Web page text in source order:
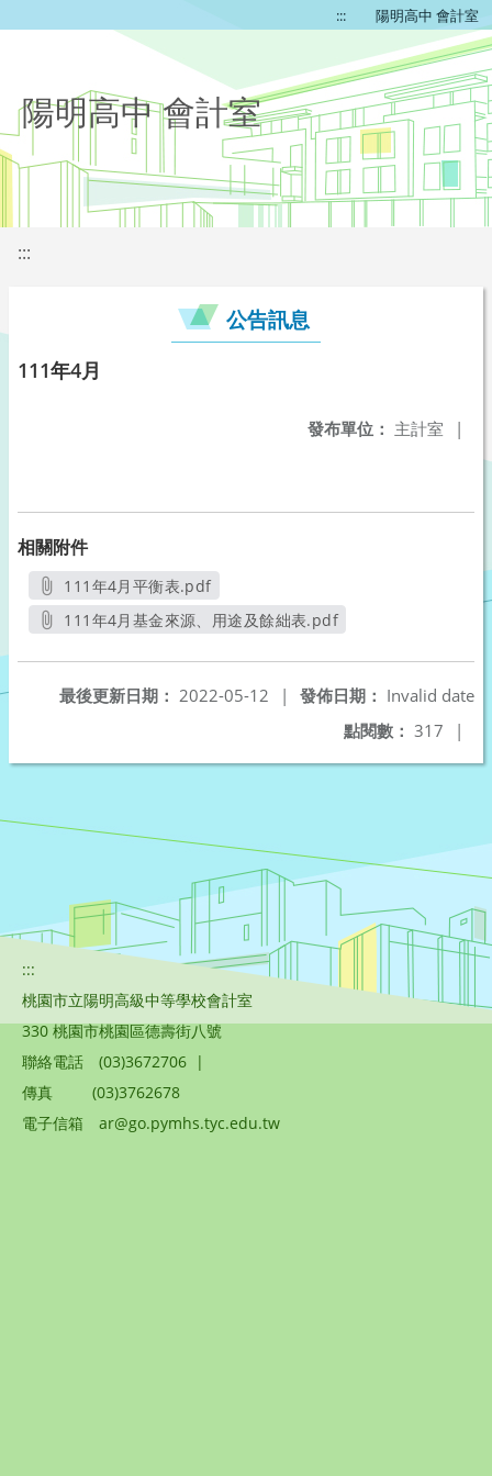
::: 陽明高中 會計室
陽明高中 會計室
:::
公告訊息
111年4月
發布單位： 主計室 |
相關附件
111年4月平衡表.pdf
另開新視窗
111年4月基金來源、用途及餘絀表.pdf
發佈日期： Invalid date
最後更新日期： 2022-05-12
|
點閱數： 317 |
:::
桃園市立陽明高級中等學校會計室
330 桃園市桃園區德壽街八號
聯絡電話
(03)3672706 |
傳真
(03)3762678
電子信箱
ar@go.pymhs.tyc.edu.tw